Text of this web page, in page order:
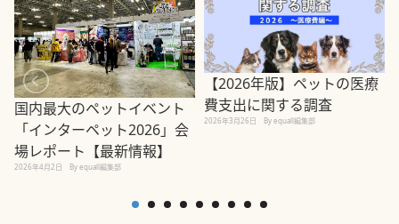
国内最大のペットイベント
「インターペット2026」会
場レポート【最新情報】
2026年4月2日 By equall編集部
【2026年版】ペットの医療
費支出に関する調査
2026年3月26日 By equall編集部